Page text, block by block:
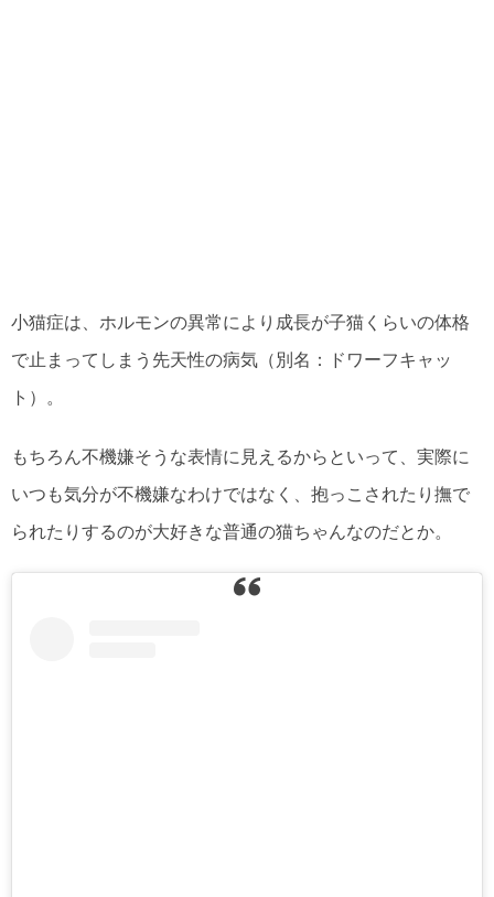
小猫症は、ホルモンの異常により成長が子猫くらいの体格
で止まってしまう先天性の病気（別名：ドワーフキャッ
ト）。
もちろん不機嫌そうな表情に見えるからといって、実際に
いつも気分が不機嫌なわけではなく、抱っこされたり撫で
られたりするのが大好きな普通の猫ちゃんなのだとか。